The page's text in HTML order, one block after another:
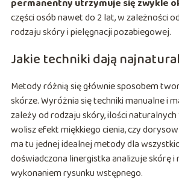
permanentny utrzymuje się zwykle
części osób nawet do 2 lat, w zależności
rodzaju skóry i pielęgnacji pozabiegowej.
Jakie techniki dają
Metody różnią się głównie sposobem
skórze. Wyróżnia się techniki manualne i
zależy od rodzaju skóry, ilości naturalnych
wolisz efekt miękkiego cienia, czy
ma tu jednej idealnej metody dla
doświadczona linergistka analizuje skórę i
wykonaniem rysunku wstępnego.